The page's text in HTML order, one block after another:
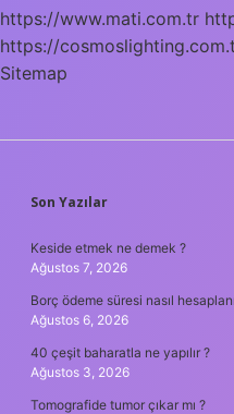
https://www.mati.com.tr
https://
Sitemap
SIDEBAR
Son Yazılar
Keside etmek ne demek ?
Ağustos 7, 2026
Borç ödeme süresi nasıl
Ağustos 6, 2026
40 çeşit baharatla ne yapılır ?
Ağustos 3, 2026
Tomografide tumor çıkar mı ?